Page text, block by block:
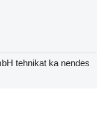
tehnikat ka nendes